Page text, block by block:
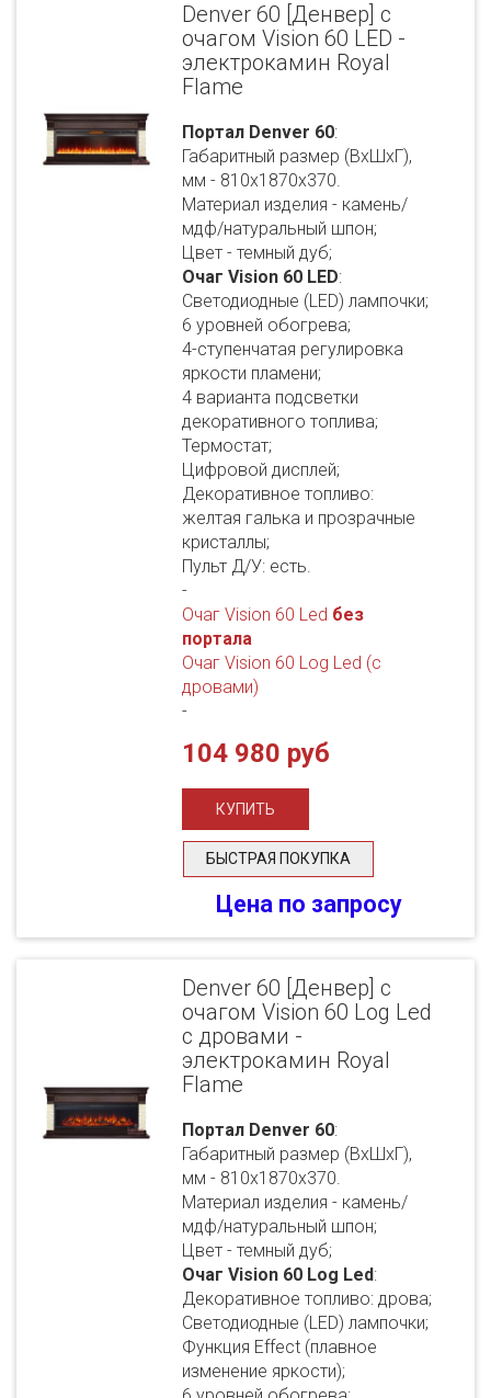
Denver 60 [Денвер] с
очагом Vision 60 LED -
электрокамин Royal
Flame
Портал Denver 60:
Габаритный размер (ВхШхГ),
мм - 810х1870х370.
Материал изделия - камень/
мдф/натуральный шпон;
Цвет - темный дуб;
Очаг Vision 60 LED:
Светодиодные (LED) лампочки;
6 уровней обогрева;
4-ступенчатая регулировка
яркости пламени;
4 варианта подсветки
декоративного топлива;
Термостат;
Цифровой дисплей;
Декоративное топливо:
желтая галька и прозрачные
кристаллы;
Пульт Д/У: есть.
-
Очаг Vision 60 Led без
портала
Очаг Vision 60 Log Led (с
дровами)
-
104 980 руб
БЫСТРАЯ ПОКУПКА
Цена по запросу
Denver 60 [Денвер] с
очагом Vision 60 Log Led
с дровами -
электрокамин Royal
Flame
Портал Denver 60:
Габаритный размер (ВхШхГ),
мм - 810х1870х370.
Материал изделия - камень/
мдф/натуральный шпон;
Цвет - темный дуб;
Очаг Vision 60 Log Led:
Декоративное топливо: дрова;
Светодиодные (LED) лампочки;
Функция Effect (плавное
изменение яркости);